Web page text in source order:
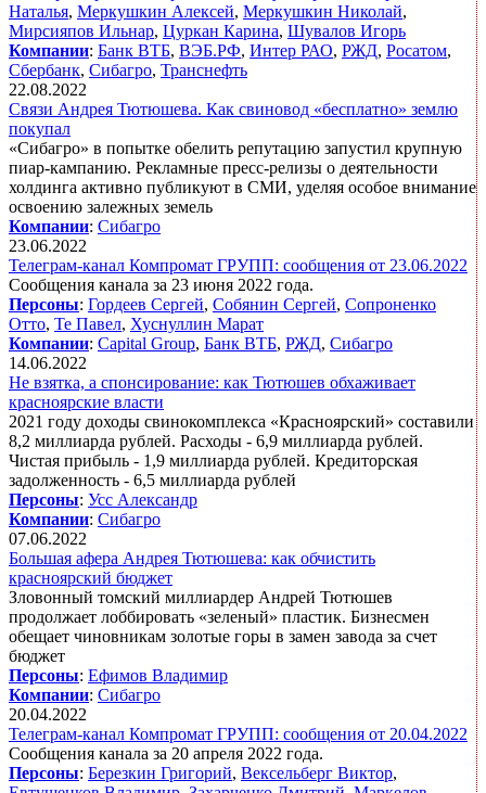
Наталья, Меркушкин Алексей, Меркушкин Николай,
Мирсияпов Ильнар, Цуркан Карина, Шувалов Игорь
Компании: Банк ВТБ, ВЭБ.РФ, Интер РАО, РЖД, Росатом,
Сбербанк, Сибагро, Транснефть
22.08.2022
Связи Андрея Тютюшева. Как свиновод «бесплатно» землю
покупал
«Сибагро» в попытке обелить репутацию запустил крупную
пиар-кампанию. Рекламные пресс-релизы о деятельности
холдинга активно публикуют в СМИ, уделяя особое внимание
освоению залежных земель
Компании: Сибагро
23.06.2022
Телеграм-канал Компромат ГРУПП: сообщения от 23.06.2022
Сообщения канала за 23 июня 2022 года.
Персоны: Гордеев Сергей, Собянин Сергей, Сопроненко
Отто, Те Павел, Хуснуллин Марат
Компании: Capital Group, Банк ВТБ, РЖД, Сибагро
14.06.2022
Не взятка, а спонсирование: как Тютюшев обхаживает
красноярские власти
2021 году доходы свинокомплекса «Красноярский» составили
8,2 миллиарда рублей. Расходы - 6,9 миллиарда рублей.
Чистая прибыль - 1,9 миллиарда рублей. Кредиторская
задолженность - 6,5 миллиарда рублей
Персоны: Усс Александр
Компании: Сибагро
07.06.2022
Большая афера Андрея Тютюшева: как обчистить
красноярский бюджет
Зловонный томский миллиардер Андрей Тютюшев
продолжает лоббировать «зеленый» пластик. Бизнесмен
обещает чиновникам золотые горы в замен завода за счет
бюджет
Персоны: Ефимов Владимир
Компании: Сибагро
20.04.2022
Телеграм-канал Компромат ГРУПП: сообщения от 20.04.2022
Сообщения канала за 20 апреля 2022 года.
Персоны: Березкин Григорий, Вексельберг Виктор,